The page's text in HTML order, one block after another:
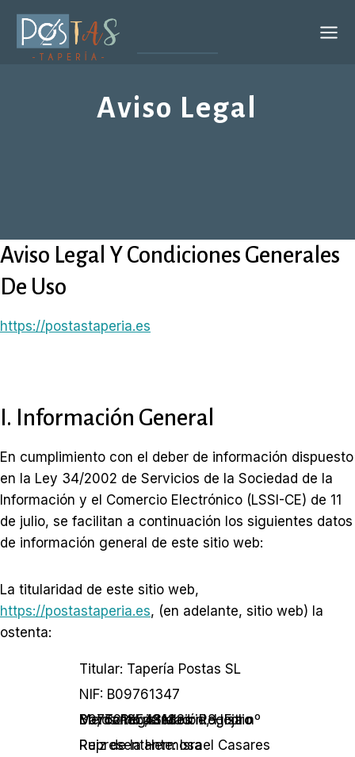
contenido
Aviso Legal
Aviso Legal Y Condiciones Generales
De Uso
https://postastaperia.es
I. Información General
En cumplimiento con el deber de información dispuesto
en la Ley 34/2002 de Servicios de la Sociedad de la
Información y el Comercio Electrónico (LSSI-CE) de 11
de julio, se facilitan a continuación los siguientes datos
de información general de este sitio web:
La titularidad de este sitio web,
https://postastaperia.es, (en adelante, sitio web) la
ostenta:
Titular: Tapería Postas SL
NIF: B09761347
Datos Registrales: Registro Mercantil de Madrid, Hoja nº M-762185, Sección 8, Folio 80, Tomo 43133.
Representante: Israel Casares Ruiz de la Hermosa